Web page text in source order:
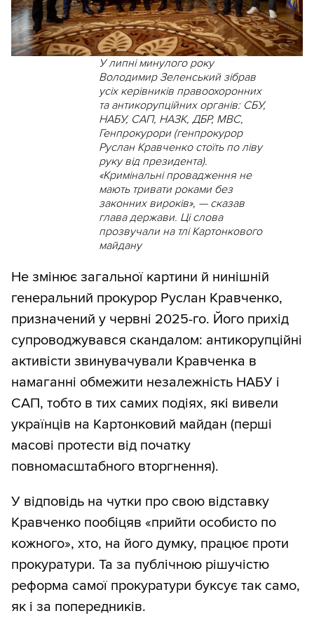
У липні минулого року
Володимир Зеленський зібрав
усіх керівників правоохоронних
та антикорупційних органів: СБУ,
НАБУ, САП, НАЗК, ДБР, МВС,
Генпрокурори (генпрокурор
Руслан Кравченко стоїть по ліву
руку від президента).
«Кримінальні провадження не
мають тривати роками без
законних вироків», — сказав
глава держави. Ці слова
прозвучали на тлі Картонкового
майдану
Не змінює загальної картини й нинішній
генеральний прокурор Руслан Кравченко,
призначений у червні 2025-го. Його прихід
супроводжувався скандалом: антикорупційні
активісти звинувачували Кравченка в
намаганні обмежити незалежність НАБУ і
САП, тобто в тих самих подіях, які вивели
українців на Картонковий майдан (перші
масові протести від початку
повномасштабного вторгнення).
У відповідь на чутки про свою відставку
Кравченко пообіцяв «прийти особисто по
кожного», хто, на його думку, працює проти
прокуратури. Та за публічною рішучістю
реформа самої прокуратури буксує так само,
як і за попередників.